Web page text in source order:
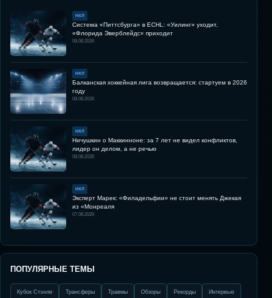
НХЛ
Система «Питтсбурга» в ECHL: «Уилинг» уходит,
«Флорида Эверблейдс» приходит
08.08.2026
НХЛ
Балканская хоккейная лига возвращается: стартуем в 2026
году
08.08.2026
НХЛ
Ничушкин о Маккинноне: за 7 лет не видел конфликтов,
лидер он делом, а не речью
08.08.2026
НХЛ
Эксперт Марек: «Филадельфии» не стоит менять Джекая
из «Монреаля
07.08.2026
ПОПУЛЯРНЫЕ ТЕМЫ
Кубок Стэнли Трансферы Травмы Обзоры Рекорды Интервью